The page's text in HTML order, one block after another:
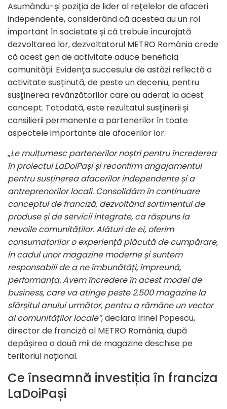
Asumându-și poziția de lider al rețelelor de afaceri
independente, considerând că acestea au un rol
important în societate și că trebuie încurajată
dezvoltarea lor, dezvoltatorul METRO România crede
că acest gen de activitate aduce beneficia
comunității. Evidența succesului de astăzi reflectă o
activitate susținută, de peste un deceniu, pentru
susținerea revânzătorilor care au aderat la acest
concept. Totodată, este rezultatul susținerii și
consilierii permanente a partenerilor în toate
aspectele importante ale afacerilor lor.
„Le mulțumesc partenerilor noștri pentru încrederea
în proiectul LaDoiPași și reconfirm angajamentul
pentru susținerea afacerilor independente și a
antreprenorilor locali. Consolidăm în continuare
conceptul de franciză, dezvoltând sortimentul de
produse și de servicii integrate, ca răspuns la
nevoile comunităților. Alături de ei, oferim
consumatorilor o experiență plăcută de cumpărare,
în cadul unor magazine moderne și suntem
responsabili de a ne îmbunătăți, împreună,
performanța. Avem încredere în acest model de
business, care va atinge peste 2.500 magazine la
sfârșitul anului următor, pentru a rămâne un vector
al comunităților locale”, declara Irinel Popescu,
director de franciză al METRO România, după
depășirea a două mii de magazine deschise pe
teritoriul național.
Ce înseamnă investiția în franciza
LaDoiPași